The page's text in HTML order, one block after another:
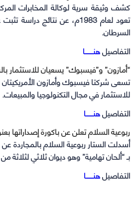
تعود لعام 1983م، عن نتائج
السرطان.
التفاصيلهنــــــــا
“أمازون” و”فيسبوك” يسعيان للاستثمار
تسعى شركتا فيسبوك وأمازون
للاستثمار في مجال التكنولوجيا والمبيعات.
التفاصيلهنـــــــا
ربوعية السلام تعلن عن باكورة إصداراتها
أسدلت الستار ربوعية السلام بالمجاردة
بـ “ألحان تهامية” وهو ديوان ثلاثي لثلاثة
التفاصيلهنـــــــا